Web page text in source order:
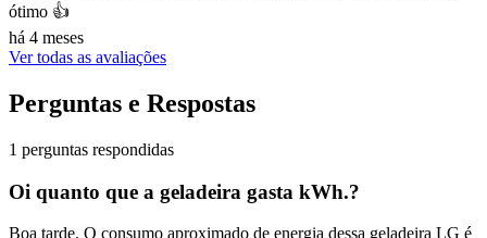
ótimo 👍
há 4 meses
Ver todas as avaliações
Perguntas e Respostas
1 perguntas respondidas
Oi quanto que a geladeira gasta kWh.?
Boa tarde. O consumo aproximado de energia dessa geladeira LG é